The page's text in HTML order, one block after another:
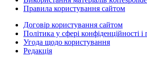
Правила користування сайтом
Договір користування сайтом
Політика у сфері конфіденційності
Угода щодо користування
Редакція